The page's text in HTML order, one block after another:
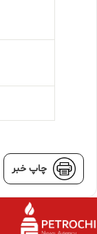
چاپ خبر